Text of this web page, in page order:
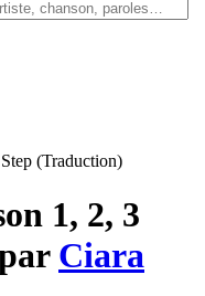
(Traduction)
1, 2, 3
Ciara